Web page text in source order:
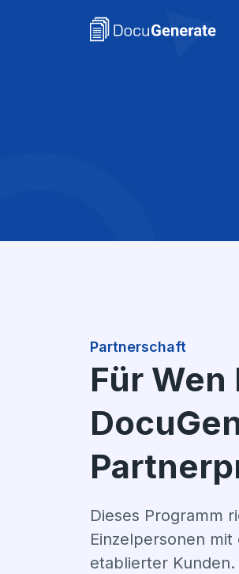
Partnerschaft
Für Wen
Dieses Programm
Einzelpersonen
etablierter Kunden.